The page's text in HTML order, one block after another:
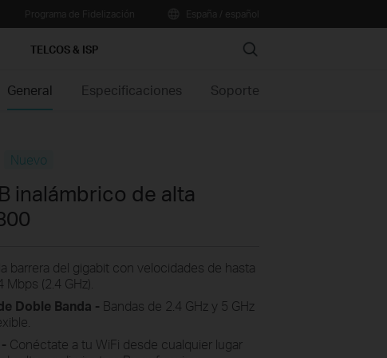
TELCOS & ISP Search
General Especificaciones Soporte
Nuevo
inalámbrico de alta
barrera del gigabit con velocidades de hasta
(2.4 GHz).
Doble Banda - Bandas de 2.4 GHz y 5 GHz
Conéctate a tu WiFi desde cualquier lugar